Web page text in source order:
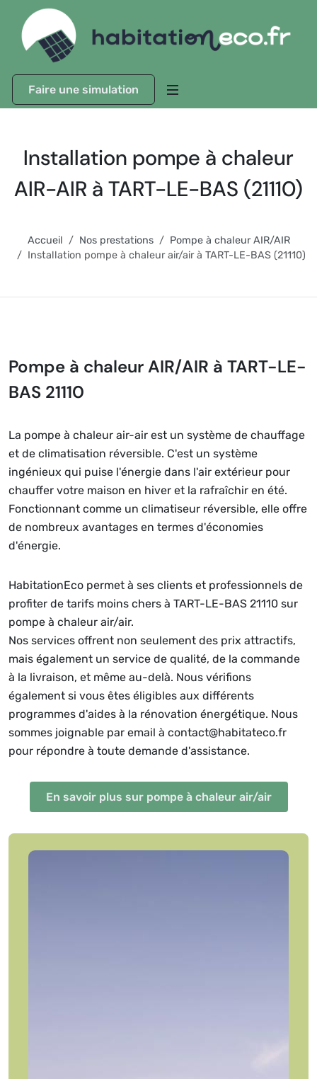
Faire une simulation
Installation pompe à chaleur
AIR-AIR à TART-LE-BAS (21110)
Accueil Nos prestations
Pompe à chaleur AIR/AIR
Installation pompe à chaleur air/air à TART-LE-BAS (21110)
Pompe à chaleur AIR/AIR à TART-LE-
BAS 21110
La pompe à chaleur air-air est un système de chauffage
et de climatisation réversible. C'est un système
ingénieux qui puise l'énergie dans l'air extérieur pour
chauffer votre maison en hiver et la rafraîchir en été.
Fonctionnant comme un climatiseur réversible, elle offre
de nombreux avantages en termes d'économies
d'énergie.
HabitationEco permet à ses clients et professionnels de
profiter de tarifs moins chers à TART-LE-BAS 21110 sur
pompe à chaleur air/air.
Nos services offrent non seulement des prix attractifs,
mais également un service de qualité, de la commande
à la livraison, et même au-delà. Nous vérifions
également si vous êtes éligibles aux différents
programmes d'aides à la rénovation énergétique. Nous
sommes joignable par email à contact@habitateco.fr
pour répondre à toute demande d'assistance.
En savoir plus sur pompe à chaleur air/air